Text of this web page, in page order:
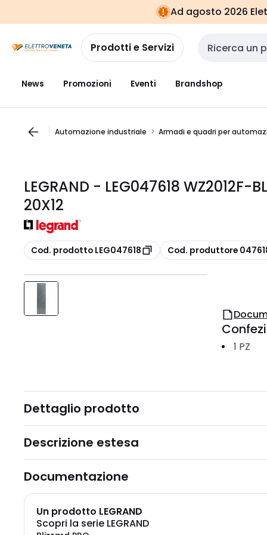
navigazionealla
pagina
Ad agosto 2026
Prodotti e Servizi Cerca input
News Promozioni Eventi Brandshop
Automazione industriale Armadi e quadri per
LEGRAND - LEG047618 WZ2012F-
20X12
copia
Cod. prodotto LEG047618 copia
Cod. produttore
1 PZ
Dettaglio prodotto
Descrizione estesa
Documentazione
Un prodotto LEGRAND
Scopri la serie LEGRAND